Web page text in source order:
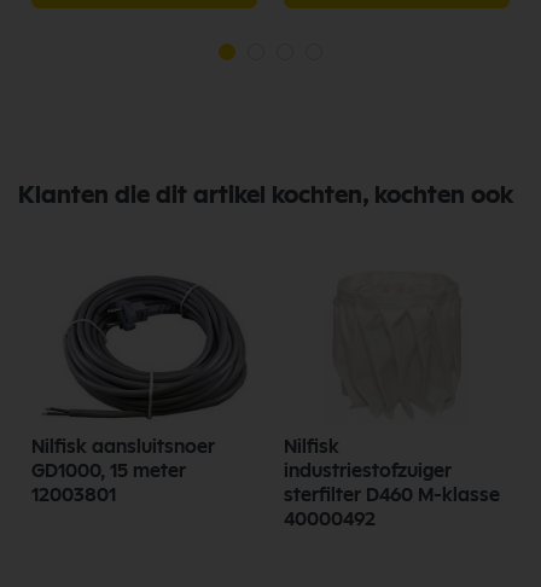
Klanten die dit artikel kochten, kochten ook
Nilfisk aansluitsnoer
GD1000, 15 meter
12003801
Nilfisk
industriestofzuiger
sterfilter D460 M-klasse
40000492